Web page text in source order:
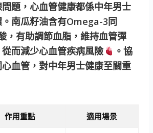
題，心血管健康都係中年男士
南瓜籽油含有Omega-3同
，有助調節血脂，維持血管彈
而減少心血管疾病風險
。協
血管，對中年男士健康至關重
作用重點 適用場景